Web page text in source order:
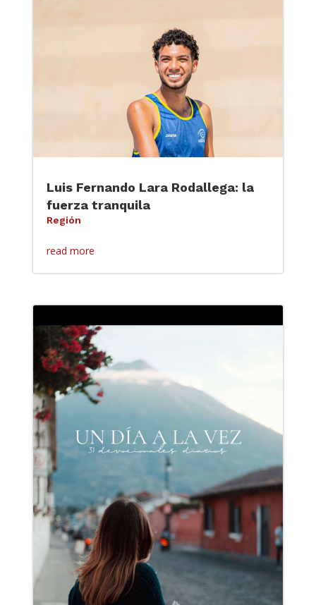
Luis Fernando Lara Rodallega: la
fuerza tranquila
Región
read more